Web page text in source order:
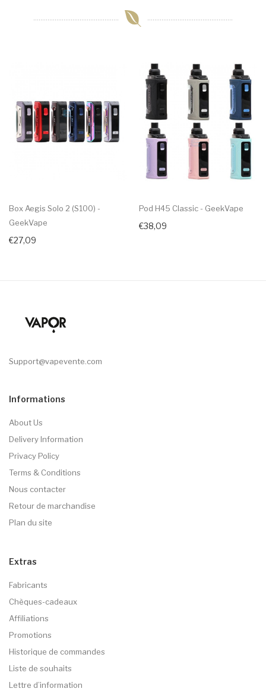
Box Aegis Solo 2 (S100) -
GeekVape
€27,09
Pod H45 Classic - GeekVape
€38,09
Support@vapevente.com
Informations
About Us
Delivery Information
Privacy Policy
Terms & Conditions
Nous contacter
Retour de marchandise
Plan du site
Extras
Fabricants
Chèques-cadeaux
Affiliations
Promotions
Historique de commandes
Liste de souhaits
Lettre d’information